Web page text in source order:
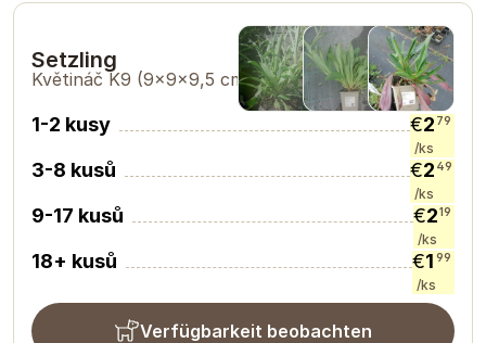
Setzling
Květináč K9 (9×9×9,5 cm)
1-2 kusy €2 79
/ks
3-8 kusů €2 49
/ks
9-17 kusů €219
/ks
18+ kusů €1 99
/ks
Verfügbarkeit beobachten